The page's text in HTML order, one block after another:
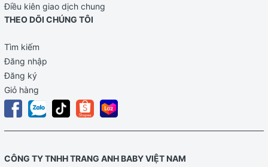
sữa bằng lò vi sóng vì có thể làm mất chất dinh dưỡng.
Bảo quản nơi khô ráo, thoáng mát (khoảng 24°C),
cục.
Vì sữa không chứa chất bảo quản, nếu đổi màu sau
hưởng của thời tiết nóng ẩm.
Điều kiên giao dịch chung
THEO DÕI CHÚNG TÔI
Tìm kiếm
Đăng nhập
Đăng ký
Giỏ hàng
CÔNG TY TNHH TRANG ANH BABY VIỆT NAM